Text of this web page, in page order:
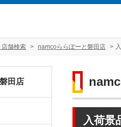
店舗検索 namcoららぽーと磐田店
入荷景
田店